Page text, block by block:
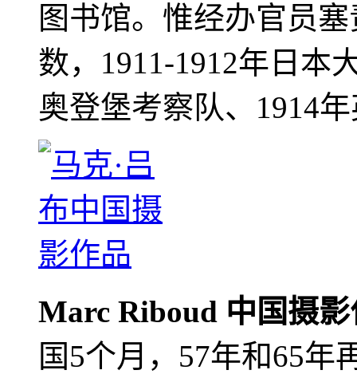
图书馆。惟经办官员
数，1911-1912年日本
奥登堡考察队、1914
Marc Riboud 中国摄
国5个月，57年和65年